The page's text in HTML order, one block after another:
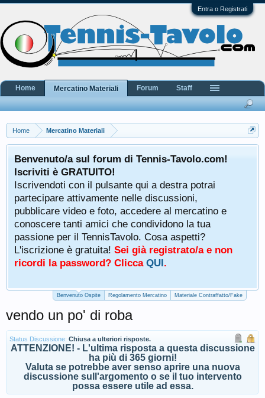
Entra o Registrati
Home Mercatino Materiali
Benvenuto/a sul forum di Tennis-Tavolo.com!
Iscriviti è GRATUITO!
Iscrivendoti con il pulsante qui a destra potrai
partecipare attivamente nelle discussioni,
pubblicare video e foto, accedere al mercatino e
conoscere tanti amici che condividono la tua
passione per il TennisTavolo. Cosa aspetti?
L'iscrizione è gratuita! Sei già registrato/a e non
ricordi la password? Clicca QUI.
Benvenuto Ospite Regolamento Mercatino Materiale Contraffatto/Fake
vendo un po' di roba
Status Discussione: Chiusa a ulteriori risposte.
ATTENZIONE! - L'ultima risposta a questa discussione
ha più di 365 giorni!
Valuta se potrebbe aver senso aprire una nuova
discussione sull'argomento o se il tuo intervento
possa essere utile ad essa.
Home Mercatino Materiali Forum Staff